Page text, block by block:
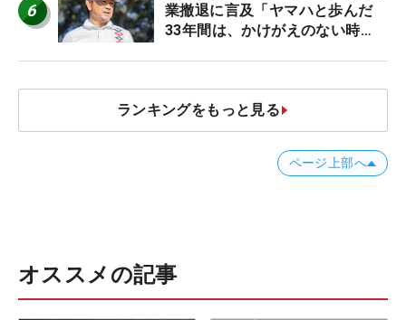
6
業撤退に言及「ヤマハと歩んだ
33年間は、かけがえのない時
ランキングをもっと見る
ページ上部へ
オススメの記事